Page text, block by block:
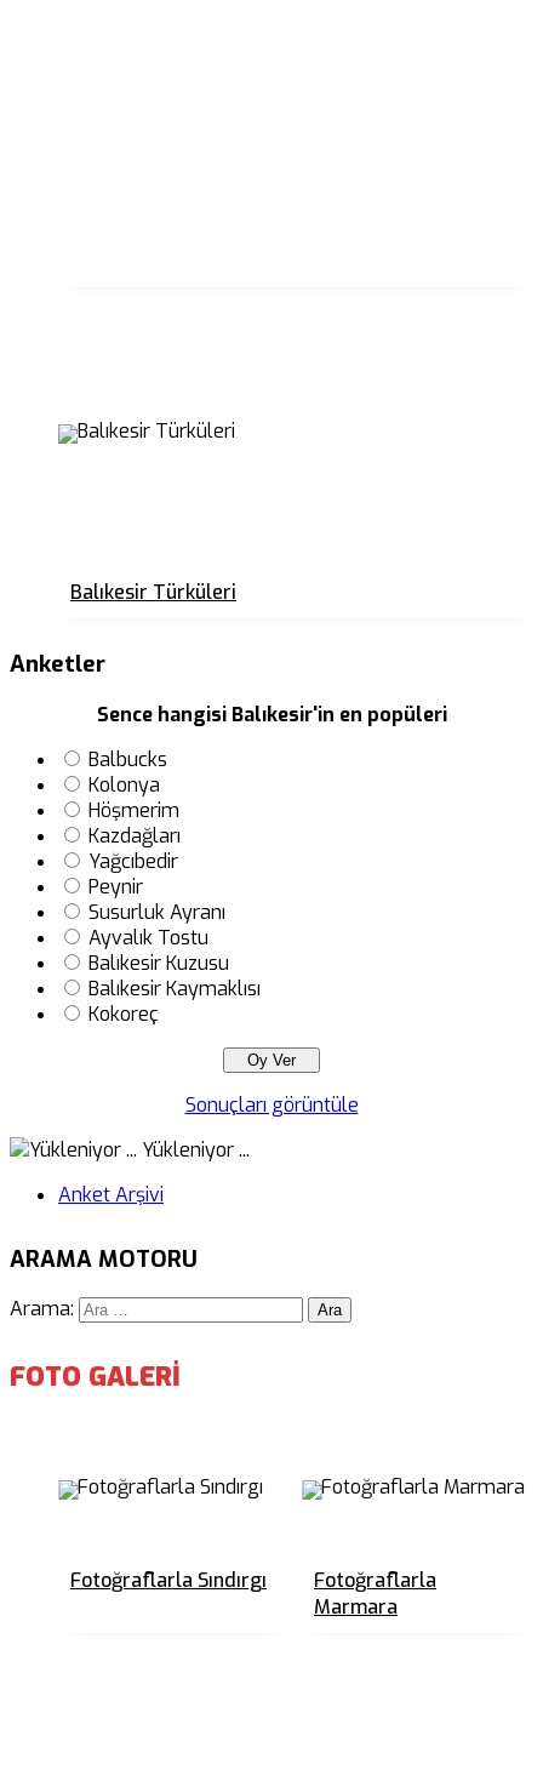
Balıkesir Türküleri
Anketler
Sence hangisi Balıkesir'in en popüleri
Balbucks
Kolonya
Höşmerim
Kazdağları
Yağcıbedir
Peynir
Susurluk Ayranı
Ayvalık Tostu
Balıkesir Kuzusu
Balıkesir Kaymaklısı
Kokoreç
Sonuçları görüntüle
Yükleniyor ...
Anket Arşivi
ARAMA MOTORU
Arama:
FOTO GALERİ
Fotoğraflarla Sındırgı
Fotoğraflarla
Marmara